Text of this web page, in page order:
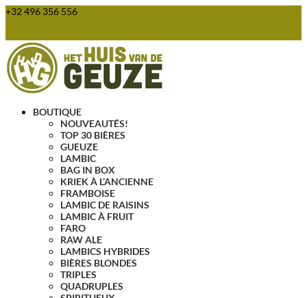
+32 496 356 556
BOUTIQUE
NOUVEAUTÉS!
TOP 30 BIÈRES
GUEUZE
LAMBIC
BAG IN BOX
KRIEK À L’ANCIENNE
FRAMBOISE
LAMBIC DE RAISINS
LAMBIC À FRUIT
FARO
RAW ALE
LAMBICS HYBRIDES
BIÈRES BLONDES
TRIPLES
QUADRUPLES